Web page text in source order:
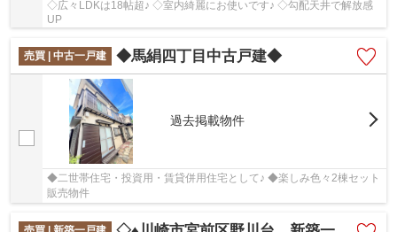
◇広々LDKは18帖超♪ ◇室内綺麗にお使いです♪ ◇勾配天井で解放感
UP
売買 | 中古一戸建 ◆馬絹四丁目中古戸建◆
過去掲載物件
◆二世帯住宅・投資用・賃貸併用住宅として♪ ◆楽しみ色々2棟セット
販売物件